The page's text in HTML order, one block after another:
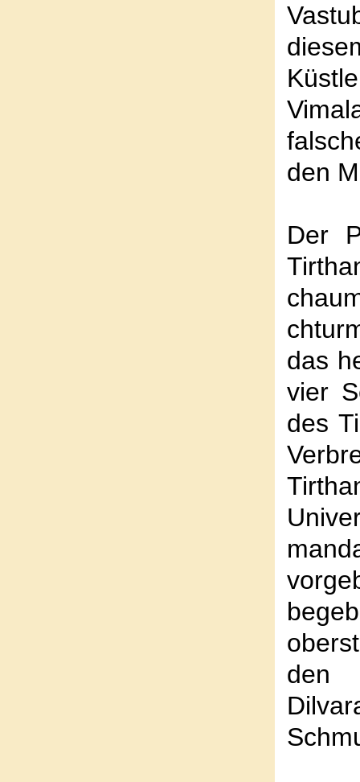
den
Der
das
vier
des
den